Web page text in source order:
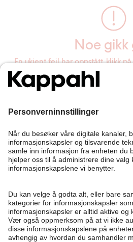
Noe gikk
En ukjent feil har oppstått, klikk
siden på nytt.